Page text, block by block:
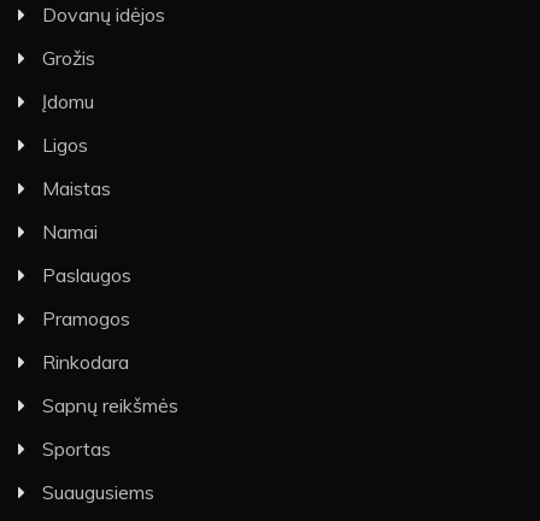
Dovanų idėjos
Grožis
Įdomu
Ligos
Maistas
Namai
Paslaugos
Pramogos
Rinkodara
Sapnų reikšmės
Sportas
Suaugusiems